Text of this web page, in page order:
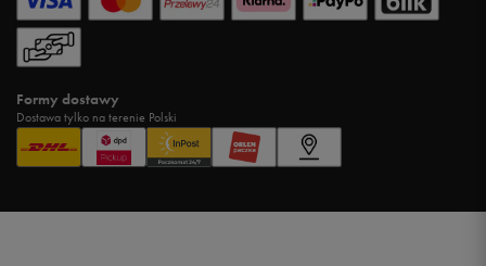
Formy dostawy
Dostawa tylko na terenie Polski